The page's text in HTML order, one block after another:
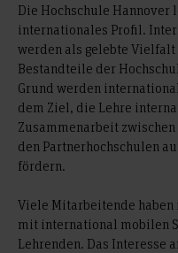
Die Hochschule Hannover
internationales Profil.
werden als gelebte
Bestandteile der
Grund werden
dem Ziel, die Lehre
Zusammenarbeit
den Partnerhochschulen
fördern.
Viele Mitarbeitende
mit international mobilen
Lehrenden. Das Interesse